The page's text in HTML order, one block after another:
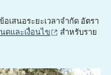
เสนอระยะเวลาจำกัด อัตรา
ดและเงื่อนไข (เปิดในหน้าต่า
สำหรับราย